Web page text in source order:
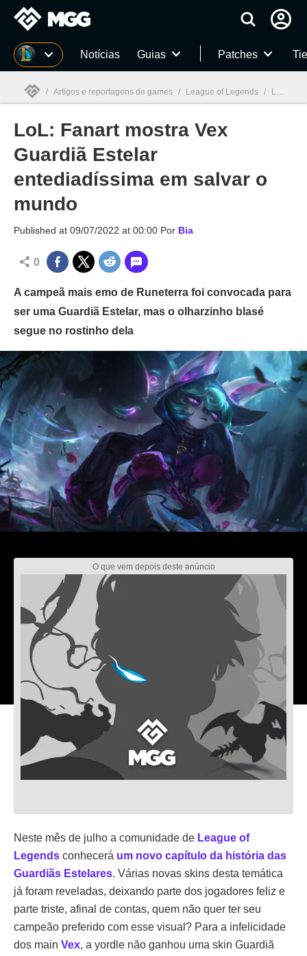
Millenium Notícias Guias Patches
Millenium
/ Artigos e reportagens de games / League of Legends / LoL: Fanart mostra Vex Guardiã Estelar entediadíssima em salvar o mundo
LoL: Fanart mostra Vex
Guardiã Estelar
entediadíssima em salvar o
mundo
Published at 09/07/2022 at 00:00 Por Bia
0
A campeã mais emo de Runeterra foi convocada para
ser uma Guardiã Estelar, mas o olharzinho blasé
segue no rostinho dela
Neste mês de julho a comunidade de League of
Legends conhecerá um novo capítulo da história das
Guardiãs Estelares. Várias novas skins desta temática
já foram reveladas, deixando parte dos jogadores feliz e
parte triste, afinal de contas, quem não quer ter seu
campeão preferido com esse visual? Para a infelicidade
dos main Vex, a yordle não ganhou uma skin Guardiã